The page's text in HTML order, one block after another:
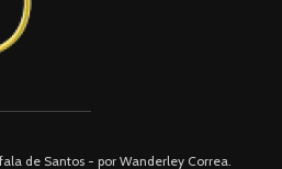
de Santos - por Wanderley Correa.